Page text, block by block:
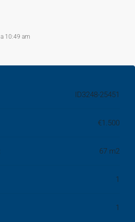
persianas, etc. Detección de incendios
de las viviendas.
zonas comunes, conserjería, equipo
de juegos infantil, piscina de adultos
cocina y comedor.
en la misma calle, estación Fuente de
10:49 am
ID3248-25451
€1.500
67 m2
1
1